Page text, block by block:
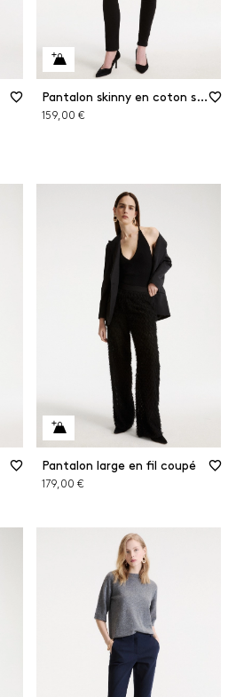
Pantalon skinny en coton stretch
159,00 €
Pantalon large en fil coupé
179,00 €